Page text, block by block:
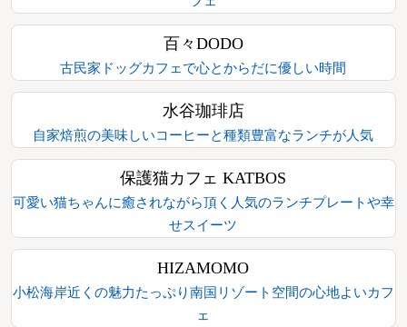
百々DODO
古民家ドッグカフェで心とからだに優しい時間
水谷珈琲店
自家焙煎の美味しいコーヒーと種類豊富なランチが人気
保護猫カフェ KATBOS
可愛い猫ちゃんに癒されながら頂く人気のランチプレートや幸
せスイーツ
HIZAMOMO
小松海岸近くの魅力たっぷり南国リゾート空間の心地よいカフ
ェ